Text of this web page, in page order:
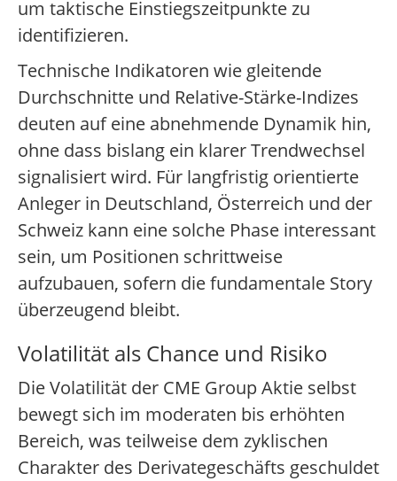
um taktische Einstiegszeitpunkte zu
identifizieren.
Technische Indikatoren wie gleitende
Durchschnitte und Relative-Stärke-Indizes
deuten auf eine abnehmende Dynamik hin,
ohne dass bislang ein klarer Trendwechsel
signalisiert wird. Für langfristig orientierte
Anleger in Deutschland, Österreich und der
Schweiz kann eine solche Phase interessant
sein, um Positionen schrittweise
aufzubauen, sofern die fundamentale Story
überzeugend bleibt.
Volatilität als Chance und Risiko
Die Volatilität der CME Group Aktie selbst
bewegt sich im moderaten bis erhöhten
Bereich, was teilweise dem zyklischen
Charakter des Derivategeschäfts geschuldet